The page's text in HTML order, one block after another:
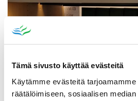
Tämä sivusto käyttää evästeitä
Käytämme evästeitä
räätälöimiseen, sosiaalisen